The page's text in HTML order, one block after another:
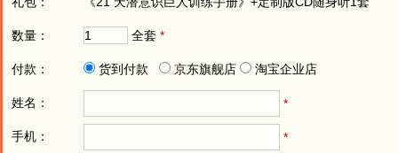
数量： 全套 *
付款： 货到付款 京东旗舰店 淘宝企业店
姓名： *
手机： *